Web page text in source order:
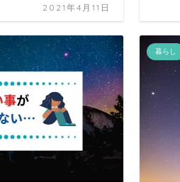
2021年4月11日
暮らし